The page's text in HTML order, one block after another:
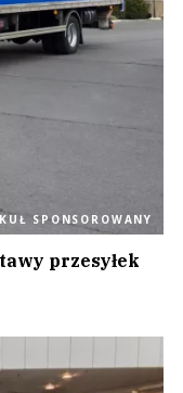
SPONSOROWANY
przesyłek